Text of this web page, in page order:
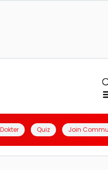
Quiz Join